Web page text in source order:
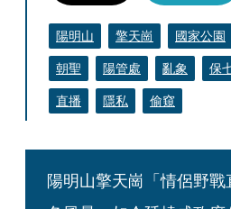
陽明山 擎天崗 國家公園
朝聖
陽管處 亂象 保
直播
隱私 偷窺
陽明山擎天崗「情侶野